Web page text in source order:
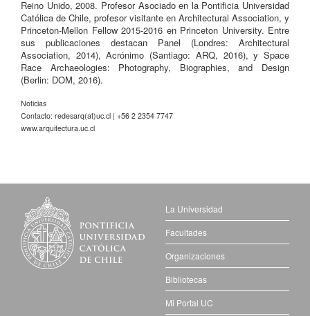
Reino Unido, 2008. Profesor Asociado en la Pontificia Universidad
Católica de Chile, profesor visitante en Architectural Association, y
Princeton-Mellon Fellow 2015-2016 en Princeton University. Entre
sus publicaciones destacan Panel (Londres: Architectural
Association, 2014), Acrónimo (Santiago: ARQ, 2016), y Space
Race Archaeologies: Photography, Biographies, and Design
(Berlin: DOM, 2016).
Noticias
Contacto: redesarq(at)uc.cl | +56 2 2354 7747
www.arquitectura.uc.cl
La Universidad
Facultades
Organizaciones
Bibliotecas
Mi Portal UC